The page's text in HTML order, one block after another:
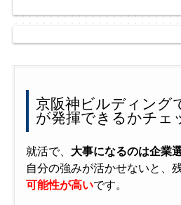
京阪神ビルディング
が発揮できるかチェ
就活で、 大事になるのは企業
自分の強みが活かせないと、
可能性が高いです。